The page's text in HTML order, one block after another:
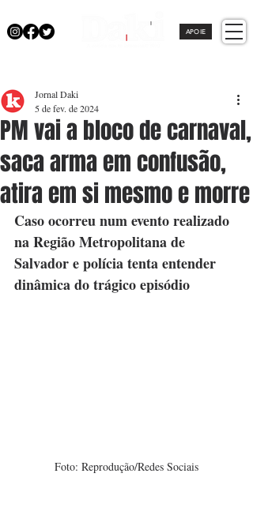
APOIE
PM vai a bloco de carnaval,
saca arma em confusão,
atira em si mesmo e morre
Jornal Daki
5 de fev. de 2024
Caso ocorreu num evento realizado
na Região Metropolitana de
Salvador e polícia tenta entender
dinâmica do trágico episódio
Foto: Reprodução/Redes Sociais